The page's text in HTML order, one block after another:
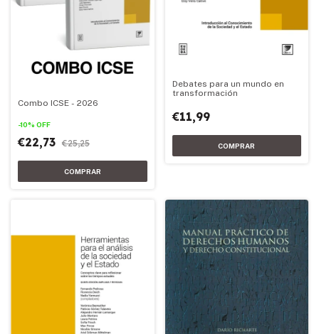
Combo ICSE - 2026
-10% OFF
€22,73 €25,25
Debates para un mundo en
transformación
€11,99